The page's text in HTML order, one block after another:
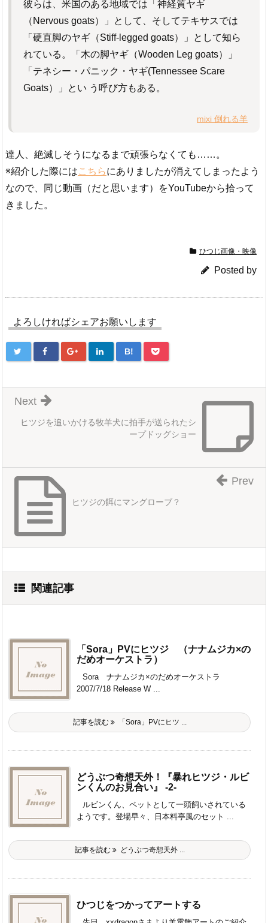
彼らは、米国のある地域では「神経質ヤギ
（Nervous goats）」として、そしてテキサスでは
「硬直脚のヤギ（Stiff-legged goats）」として知ら
れている。「木の脚ヤギ（Wooden Leg goats）」
「テネシー・パニック・ヤギ(Tennessee Scare
Goats）」とい う呼び方もある。
mixi 倒れる羊
達人、絶滅しそうになるまで頑張らなくても……。
※紹介した際にはこちらにありましたが消えてしまったよう
なので、同じ動画（だと思います）をYouTubeから拾って
きました。
ひつじ画像・映像
Posted by
よろしければシェアお願いします
B!
ヒツジを追いかける牧羊犬に拍手が送られたシ
ープドッグショー
Next
ヒツジの餌にマングローブ？
Prev
関連記事
「Sora」PVにヒツジ （ナナムジカ×の
だめオーケストラ）
Sora ナナムジカ×のだめオーケストラ
2007/7/18 Release W ...
記事を読む 「Sora」PVにヒツ ...
どうぶつ奇想天外！『暴れヒツジ・ルビ
ンくんのお見合い』 -2-
ルビンくん、ペットとして一頭飼いされている
ようです。登場早々、日本料亭風のセット ...
記事を読む どうぶつ奇想天外 ...
ひつじをつかってアートする